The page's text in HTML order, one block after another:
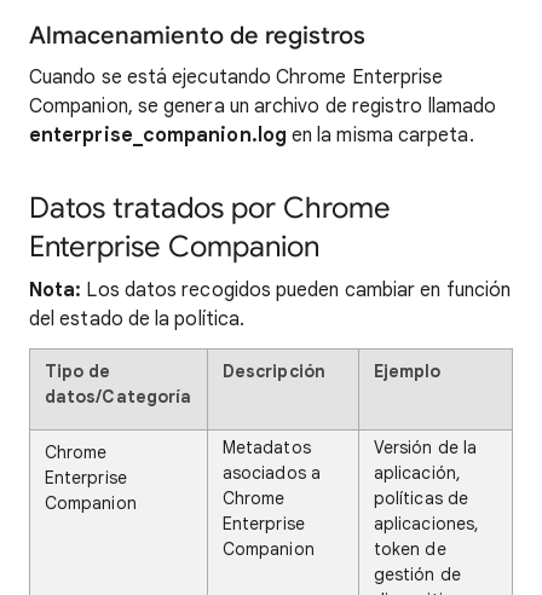
Almacenamiento de registros
Cuando se está ejecutando Chrome Enterprise
Companion, se genera un archivo de registro llamado
enterprise_companion.log en la misma carpeta.
Datos tratados por Chrome
Enterprise Companion
Nota: Los datos recogidos pueden cambiar en función
del estado de la política.
Tipo de
datos/Categoría
Descripción Ejemplo
Chrome
Enterprise
Companion
Metadatos
asociados a
Chrome
Enterprise
Companion
Versión de la
aplicación,
políticas de
aplicaciones,
token de
gestión de